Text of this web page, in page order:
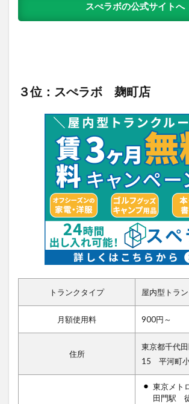
スぺラボの公式サイトへ
３位：スぺラボ 麹町店
トランクタイプ 屋内型トラ
月額使用料 900円～
住所
東京都千代
15 平河町
東京メト
田門駅